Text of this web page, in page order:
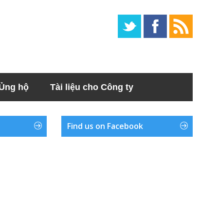
hộ Tài liệu cho Công ty
Find us on Facebook